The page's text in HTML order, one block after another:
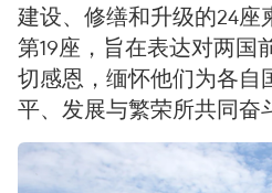
建设、修缮和升级的24座
第19座，旨在表达对两国
切感恩，缅怀他们为各自
平、发展与繁荣所共同奋